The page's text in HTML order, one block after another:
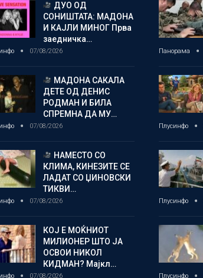
ДУО ОД
СОНИШТАТА: МАДОНА
И КАЈЛИ МИНОГ Прва
заедничка…
07/08/2026
МАДОНА САКАЛА
ДЕТЕ ОД ДЕНИС
РОДМАН И БИЛА
СПРЕМНА ДА МУ…
07/08/2026
НАМЕСТО СО
КЛИМА, КИНЕЗИТЕ СЕ
ЛАДАТ СО ЏИНОВСКИ
ТИКВИ…
07/08/2026
КОЈ Е МОЌНИОТ
МИЛИОНЕР ШТО ЈА
ОСВОИ НИКОЛ
КИДМАН? Мајкл…
07/08/2026
Панорама
Плусинфо
Плусинфо
Плусинфо